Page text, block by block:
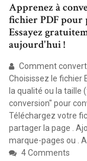
Apprenez à
fichier PDF pour
Essayez
aujourd'hui !
Comment
Choisissez le fichier
la qualité ou la
conversion" pour
Téléchargez votre
partager la page .
marque-pages ou .
4 Comments